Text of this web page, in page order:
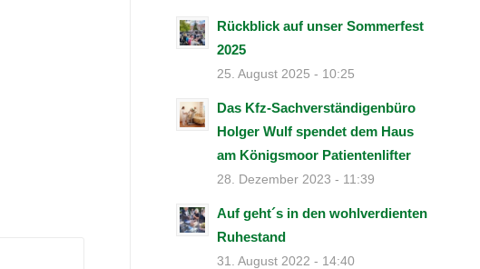
Rückblick auf unser Sommerfest
2025
25. August 2025 - 10:25
Das Kfz-Sachverständigenbüro
Holger Wulf spendet dem Haus
am Königsmoor Patientenlifter
28. Dezember 2023 - 11:39
Auf geht´s in den wohlverdienten
Ruhestand
31. August 2022 - 14:40